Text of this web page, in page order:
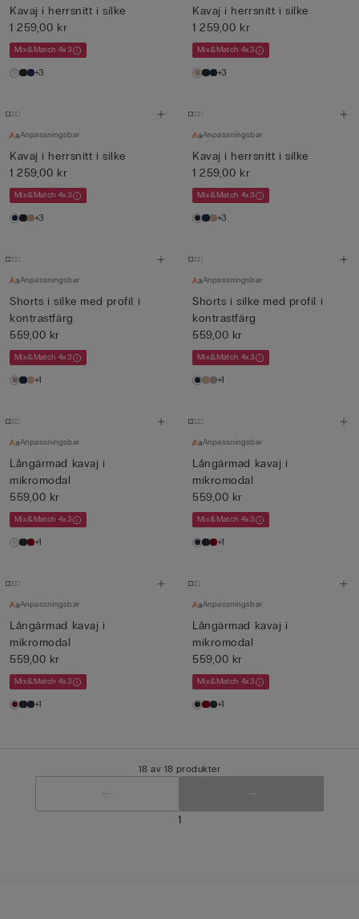
Kavaj i herrsnitt i silke
1 259,00 kr
Mix&Match 4x3
+3
Kavaj i herrsnitt i silke
1 259,00 kr
Mix&Match 4x3
+3
Anpassningsbar
Kavaj i herrsnitt i silke
1 259,00 kr
Mix&Match 4x3
+3
Anpassningsbar
Kavaj i herrsnitt i silke
1 259,00 kr
Mix&Match 4x3
+3
Anpassningsbar
Shorts i silke med profil i
kontrastfärg
559,00 kr
Mix&Match 4x3
+1
Anpassningsbar
Shorts i silke med profil i
kontrastfärg
559,00 kr
Mix&Match 4x3
+1
Anpassningsbar
Långärmad kavaj i
mikromodal
559,00 kr
Mix&Match 4x3
+1
Anpassningsbar
Långärmad kavaj i
mikromodal
559,00 kr
Mix&Match 4x3
+1
Anpassningsbar
Långärmad kavaj i
mikromodal
559,00 kr
Mix&Match 4x3
+1
Anpassningsbar
Långärmad kavaj i
mikromodal
559,00 kr
Mix&Match 4x3
+1
18 av 18 produkter
1